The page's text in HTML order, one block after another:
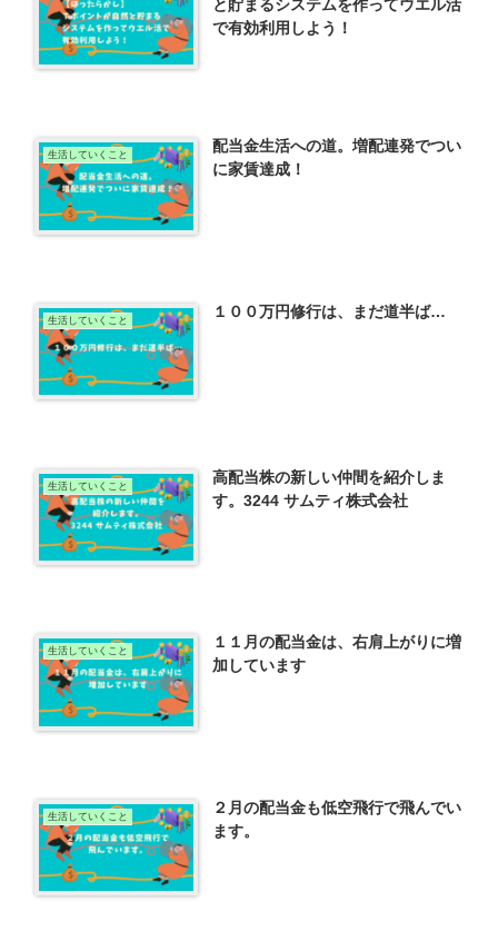
と貯まるシステムを作ってウエル活
で有効利用しよう！
生活していくこと
配当金生活への道。増配連発でつい
に家賃達成！
生活していくこと １００万円修行は、まだ道半ば…
生活していくこと
高配当株の新しい仲間を紹介しま
す。3244 サムティ株式会社
生活していくこと
１１月の配当金は、右肩上がりに増
加しています
生活していくこと
２月の配当金も低空飛行で飛んでい
ます。